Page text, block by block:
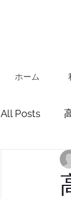
ホーム
All Posts